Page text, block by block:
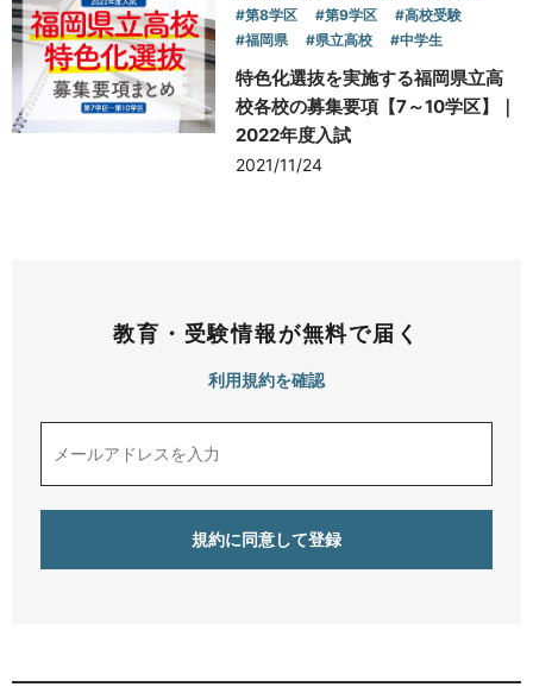
#第8学区
#第9学区
#高校受験
#福岡県
#県立高校 #中学生
特色化選抜を実施する福岡県立高
校各校の募集要項【7～10学区】｜
2022年度入試
2021/11/24
教育・受験情報が無料で届く
利用規約を確認